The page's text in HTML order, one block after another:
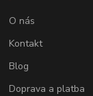
O nás
Kontakt
Blog
Doprava a platba